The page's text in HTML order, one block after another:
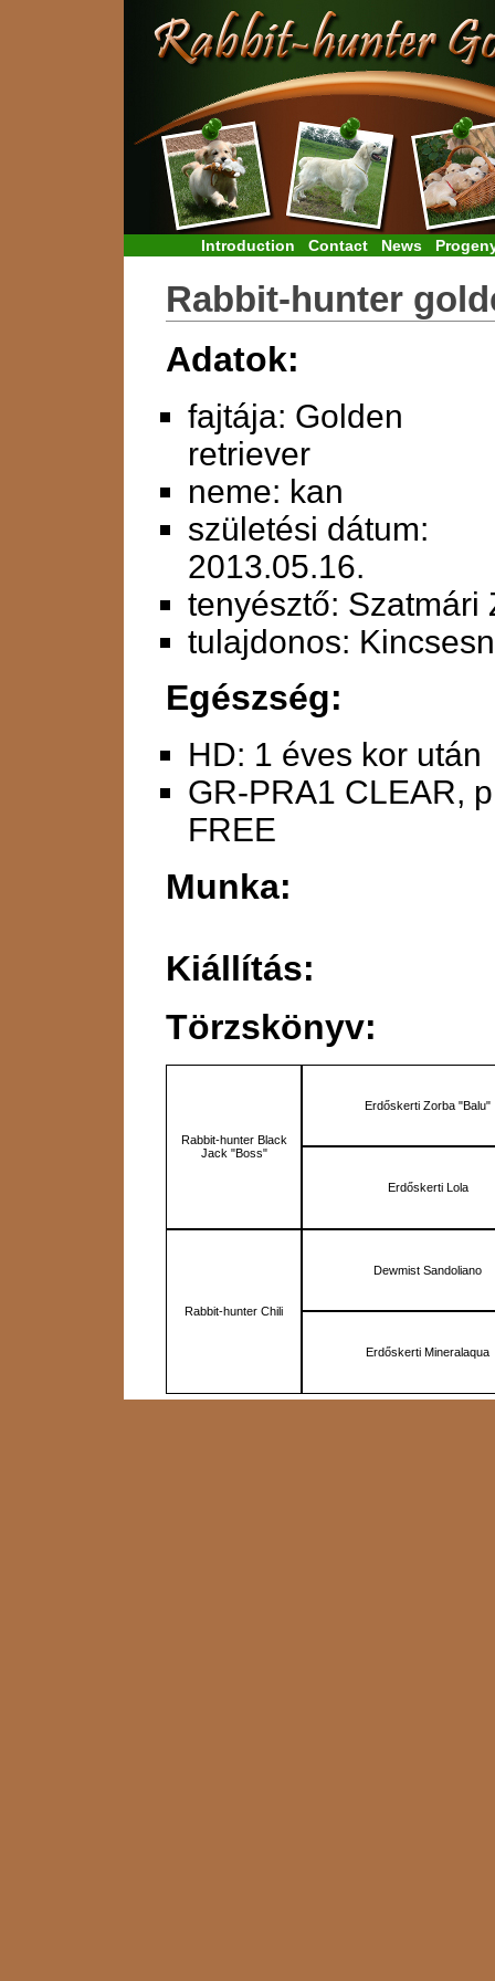
Introduction Contact News
Rabbit-hunter
Adatok:
fajtája: Golden
retriever
neme: kan
születési dátum:
2013.05.16.
tenyésztő: Szatmári
tulajdonos:
Egészség:
HD: 1 éves kor után
GR-PRA1 CLEAR,
FREE
Munka:
Kiállítás:
Törzskönyv:
Rabbit-hunter Black
Jack "Boss"
Erdőskerti Zorba "Balu"
Erdőskerti Lola
Rabbit-hunter Chili
Dewmist Sandoliano
Erdőskerti Mineralaqua